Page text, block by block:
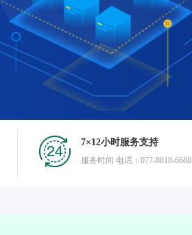
7×12小时服务支持
服务时间 电话：077-8818-6688